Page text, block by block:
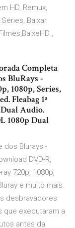
HD, Remux,
Baixar
,
Completa
BluRays -
1080p, Series,
Fleabag 1ª
Audio.
1080p Dual
dos Blurays -
DVD-R,
720p, 1080p,
e muito mais.
desbravadores
que executaram a
antes da